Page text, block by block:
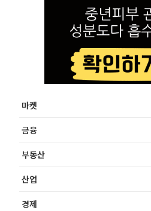
마켓
금융
부동산
산업
경제